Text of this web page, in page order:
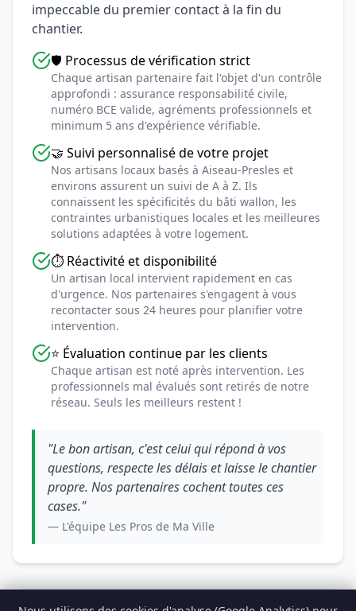
impeccable du premier contact à la fin du
chantier.
🛡️ Processus de vérification strict
Chaque artisan partenaire fait l'objet d'un contrôle
approfondi : assurance responsabilité civile,
numéro BCE valide, agréments professionnels et
minimum 5 ans d'expérience vérifiable.
🤝 Suivi personnalisé de votre projet
Nos artisans locaux basés à Aiseau-Presles et
environs assurent un suivi de A à Z. Ils
connaissent les spécificités du bâti wallon, les
contraintes urbanistiques locales et les meilleures
solutions adaptées à votre logement.
⏱️ Réactivité et disponibilité
Un artisan local intervient rapidement en cas
d'urgence. Nos partenaires s'engagent à vous
recontacter sous 24 heures pour planifier votre
intervention.
⭐ Évaluation continue par les clients
Chaque artisan est noté après intervention. Les
professionnels mal évalués sont retirés de notre
réseau. Seuls les meilleurs restent !
"Le bon artisan, c'est celui qui répond à vos
questions, respecte les délais et laisse le chantier
propre. Nos partenaires cochent toutes ces
cases."
— L'équipe Les Pros de Ma Ville